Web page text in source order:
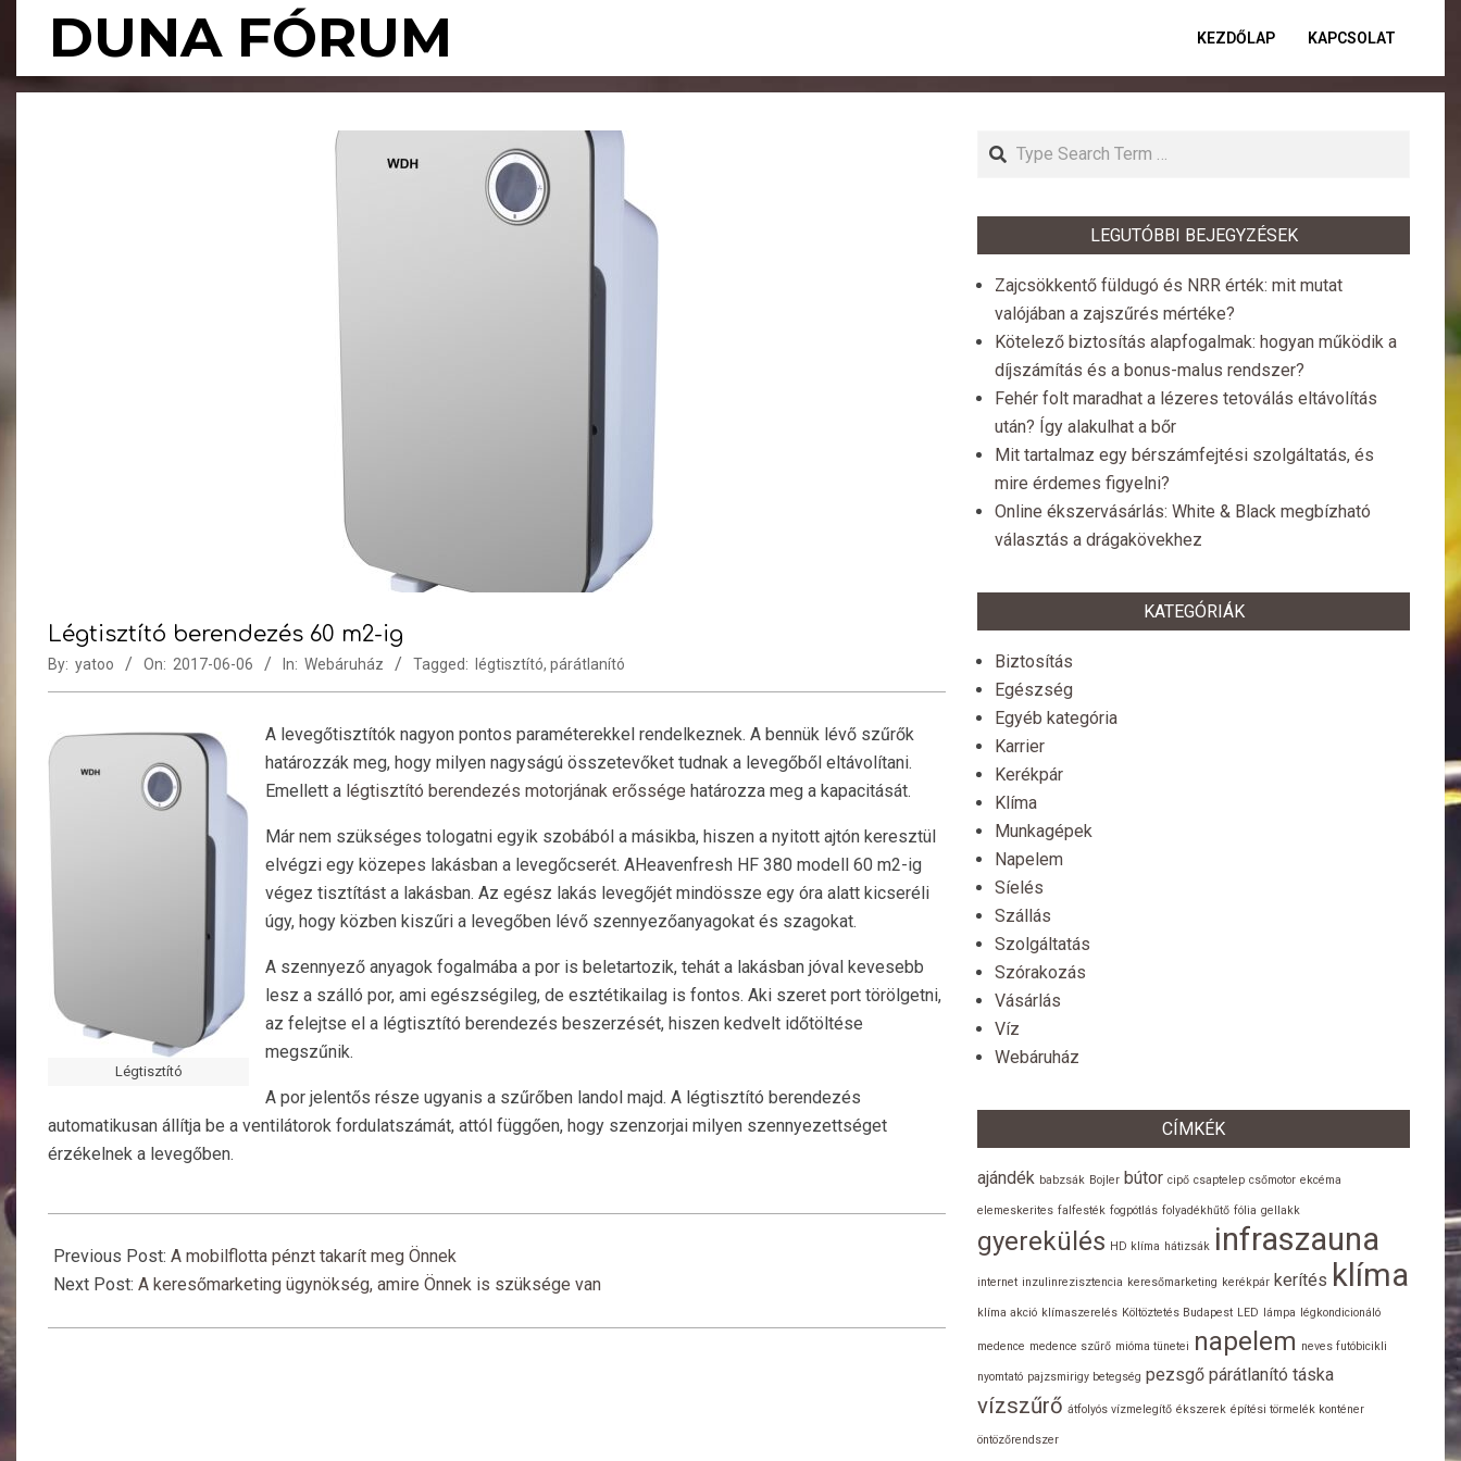
DUNA FÓRUM KEZDŐLAP KAPCSOLAT
Légtisztító berendezés 60 m2-ig
By: yatoo On: 2017-06-06 In: Webáruház Tagged: légtisztító, párátlanító
Légtisztító
A levegőtisztítók nagyon pontos paraméterekkel rendelkeznek. A bennük lévő szűrők
határozzák meg, hogy milyen nagyságú összetevőket tudnak a levegőből eltávolítani.
Emellett a légtisztító berendezés motorjának erőssége határozza meg a kapacitását.
Már nem szükséges tologatni egyik szobából a másikba, hiszen a nyitott ajtón keresztül
elvégzi egy közepes lakásban a levegőcserét. AHeavenfresh HF 380 modell 60 m2-ig
végez tisztítást a lakásban. Az egész lakás levegőjét mindössze egy óra alatt kicseréli
úgy, hogy közben kiszűri a levegőben lévő szennyezőanyagokat és szagokat.
A szennyező anyagok fogalmába a por is beletartozik, tehát a lakásban jóval kevesebb
lesz a szálló por, ami egészségileg, de esztétikailag is fontos. Aki szeret port törölgetni,
az felejtse el a légtisztító berendezés beszerzését, hiszen kedvelt időtöltése
megszűnik.
A por jelentős része ugyanis a szűrőben landol majd. A légtisztító berendezés
automatikusan állítja be a ventilátorok fordulatszámát, attól függően, hogy szenzorjai milyen szennyezettséget
érzékelnek a levegőben.
06-
06
Previous Post: A mobilflotta pénzt takarít meg Önnek
Next Post: A keresőmarketing ügynökség, amire Önnek is szüksége van
Search
LEGUTÓBBI BEJEGYZÉSEK
Zajcsökkentő füldugó és NRR érték: mit mutat
valójában a zajszűrés mértéke?
Kötelező biztosítás alapfogalmak: hogyan működik a
díjszámítás és a bonus-malus rendszer?
Fehér folt maradhat a lézeres tetoválás eltávolítás
után? Így alakulhat a bőr
Mit tartalmaz egy bérszámfejtési szolgáltatás, és
mire érdemes figyelni?
Online ékszervásárlás: White & Black megbízható
választás a drágakövekhez
KATEGÓRIÁK
Biztosítás
Egészség
Egyéb kategória
Karrier
Kerékpár
Klíma
Munkagépek
Napelem
Síelés
Szállás
Szolgáltatás
Szórakozás
Vásárlás
Víz
Webáruház
CÍMKÉK
ajándék babzsák Bojler bútor cipő csaptelep csőmotor ekcéma
elemeskerites falfesték fogpótlás folyadékhűtő fólia gellakk
gyerekülés HD klíma hátizsák infraszauna
internet inzulinrezisztencia keresőmarketing kerékpár kerítés klíma
klíma akció klímaszerelés Költöztetés Budapest LED lámpa légkondicionáló
medence medence szűrő mióma tünetei napelem neves futóbicikli
nyomtató pajzsmirigy betegség pezsgő párátlanító táska
vízszűrő átfolyós vízmelegítő ékszerek építési törmelék konténer
öntözőrendszer